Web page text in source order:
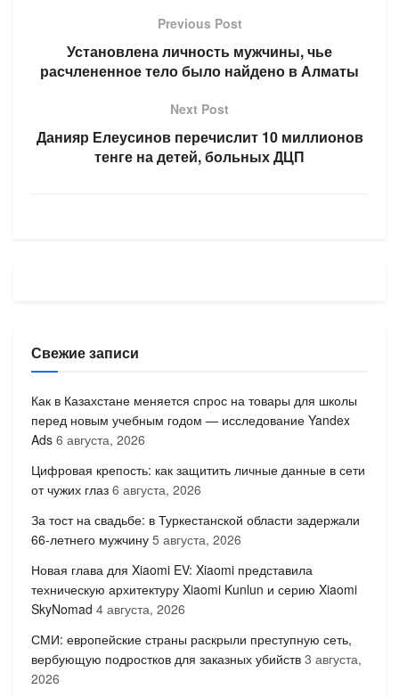
Previous Post
Установлена личность мужчины, чье
расчлененное тело было найдено в Алматы
Next Post
Данияр Елеусинов перечислит 10 миллионов
тенге на детей, больных ДЦП
Свежие записи
Как в Казахстане меняется спрос на товары для школы
перед новым учебным годом — исследование Yandex
Ads 6 августа, 2026
Цифровая крепость: как защитить личные данные в сети
от чужих глаз 6 августа, 2026
За тост на свадьбе: в Туркестанской области задержали
66-летнего мужчину 5 августа, 2026
Новая глава для Xiaomi EV: Xiaomi представила
техническую архитектуру Xiaomi Kunlun и серию Xiaomi
SkyNomad 4 августа, 2026
СМИ: европейские страны раскрыли преступную сеть,
вербующую подростков для заказных убийств 3 августа,
2026